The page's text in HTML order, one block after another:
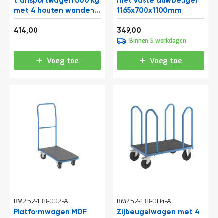
met 4 houten wanden
1000x700
414,00
Voeg toe
1165x700x1100mm
349,00
Binnen 5 werkdagen
Voeg toe
BM252-138-002-A
Platformwagen MDF
BM252-138-004-A
Zijbeugelwagen met 4